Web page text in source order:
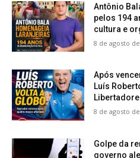
Antônio
pelos 194
cultura e
8 de agosto
Após
Luís
8 de agosto
Golpe da
governo